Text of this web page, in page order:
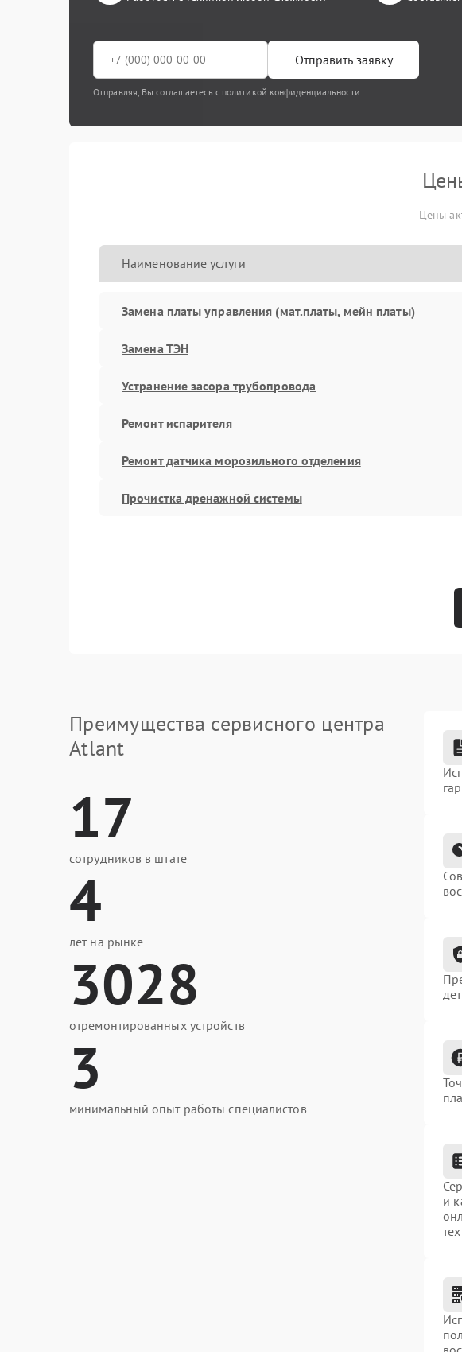
Отправить заявку
Отправляя, Вы соглашаетесь с политикой конфиденциальности
Цены
Наименование услуги
Замена платы управления (мат.платы, мейн платы)
Замена ТЭН
Устранение засора трубопровода
Ремонт испарителя
Ремонт датчика морозильного отделения
Прочистка дренажной системы
Преимущества сервисного центра
Atlant
17
сотрудников в штате
4
лет на рынке
3028
отремонтированных устройств
3
минимальный опыт работы специалистов
и